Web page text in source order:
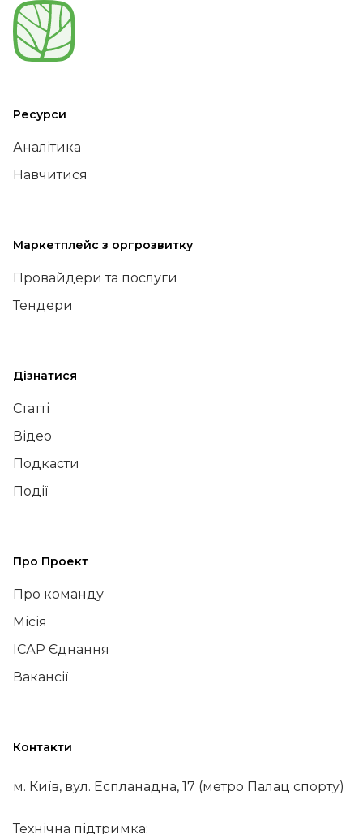
Ресурси
Аналітика
Навчитися
Маркетплейс з оргрозвитку
Провайдери та послуги
Тендери
Дізнатися
Статті
Відео
Подкасти
Події
Про Проект
Про команду
Місія
ІСАР Єднання
Вакансії
Контакти
м. Київ, вул. Еспланадна, 17 (метро Палац спорту)
Технічна підтримка: